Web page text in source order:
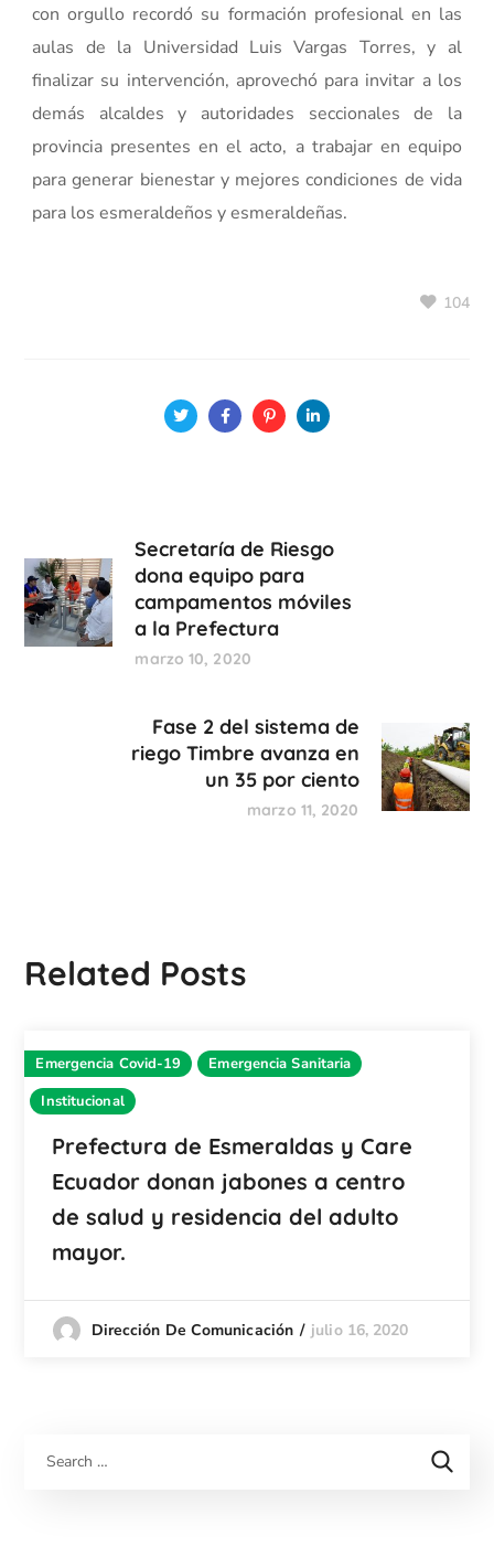
con orgullo recordó su formación profesional en las
aulas de la Universidad Luis Vargas Torres, y al
finalizar su intervención, aprovechó para invitar a los
demás alcaldes y autoridades seccionales de la
provincia presentes en el acto, a trabajar en equipo
para generar bienestar y mejores condiciones de vida
para los esmeraldeños y esmeraldeñas.
104
Secretaría de Riesgo
dona equipo para
campamentos móviles
a la Prefectura
marzo 10, 2020
Fase 2 del sistema de
riego Timbre avanza en
un 35 por ciento
marzo 11, 2020
Related Posts
Emergencia Covid-19
Emergencia Sanitaria
Institucional
Prefectura de Esmeraldas y Care
Ecuador donan jabones a centro
de salud y residencia del adulto
mayor.
Dirección De Comunicación julio 16, 2020